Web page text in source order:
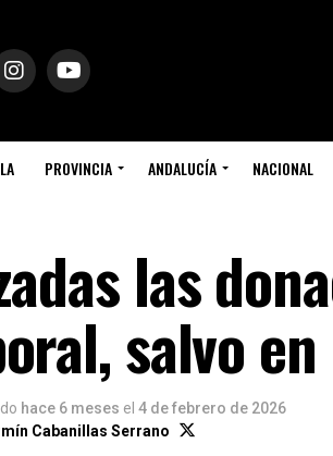
PROVINCIA ANDALUCÍA NACIONAL
las
salvo
hace 6 meses el 4 de febrero de 2026
Cabanillas Serrano